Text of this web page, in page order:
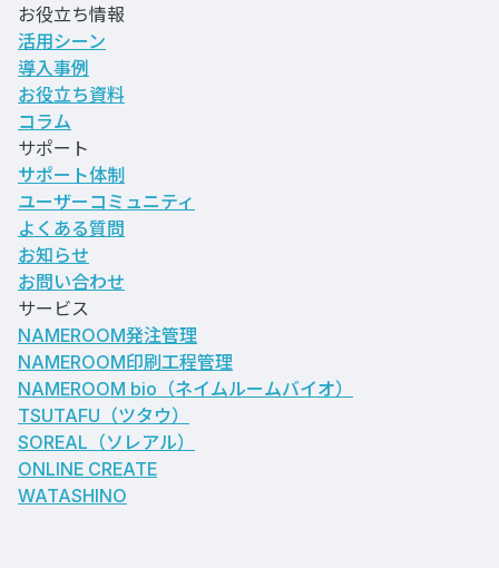
お役立ち情報
活用シーン
導入事例
お役立ち資料
コラム
サポート
サポート体制
ユーザーコミュニティ
よくある質問
お知らせ
お問い合わせ
サービス
NAMEROOM発注管理
NAMEROOM印刷工程管理
NAMEROOM bio （ネイムルームバイオ）
TSUTAFU（ツタウ）
SOREAL（ソレアル）
ONLINE CREATE
WATASHINO